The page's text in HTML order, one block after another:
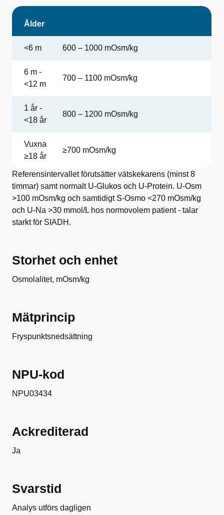
Ålder
<6 m 600 – 1000 mOsm/kg
6 m -
<12 m
700 – 1100 mOsm/kg
1 år -
<18 år
800 – 1200 mOsm/kg
Vuxna
≥18 år
≥700 mOsm/kg
Referensintervallet förutsätter vätskekarens (minst 8
timmar) samt normalt U-Glukos och U-Protein. U-Osm
>100 mOsm/kg och samtidigt S-Osmo <270 mOsm/kg
och U-Na >30 mmol/L hos normovolem patient - talar
starkt för SIADH.
Storhet och enhet
Osmolalitet, mOsm/kg
Mätprincip
Fryspunktsnedsättning
NPU-kod
NPU03434
Ackrediterad
Ja
Svarstid
Analys utförs dagligen